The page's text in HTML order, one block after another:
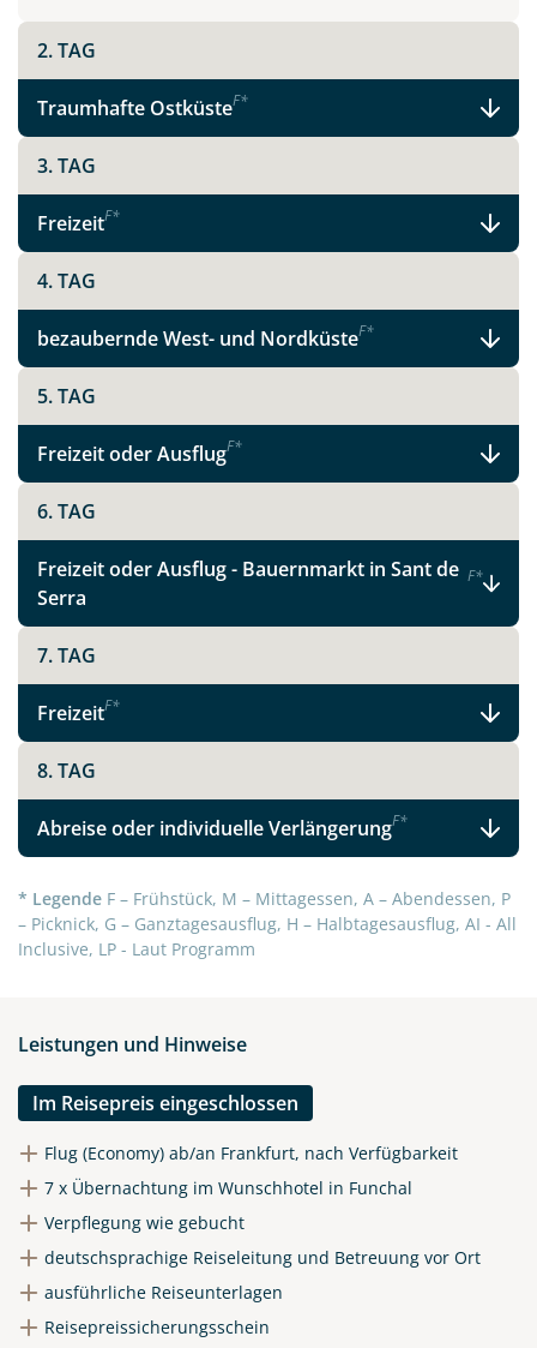
Teile diese Reise
Instagram
X
Telegram
per E-Mail senden
Link kopieren
2. TAG
Traumhafte OstküsteF*
3. TAG
FreizeitF*
4. TAG
bezaubernde West- und NordküsteF*
5. TAG
Freizeit oder AusflugF*
6. TAG
Freizeit oder Ausflug - Bauernmarkt in Sant de
Serra
F*
7. TAG
FreizeitF*
8. TAG
Abreise oder individuelle VerlängerungF*
* Legende F – Frühstück, M – Mittagessen, A – Abendessen, P
– Picknick, G – Ganztagesausflug, H – Halbtagesausflug, AI - All
Inclusive, LP - Laut Programm
Leistungen und Hinweise
Im Reisepreis eingeschlossen
Flug (Economy) ab/an Frankfurt, nach Verfügbarkeit
7 x Übernachtung im Wunschhotel in Funchal
Verpflegung wie gebucht
deutschsprachige Reiseleitung und Betreuung vor Ort
ausführliche Reiseunterlagen
Reisepreissicherungsschein